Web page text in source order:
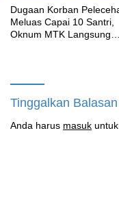
‎Dugaan Korban
Meluas Capai 10 Santri,
Oknum MTK Langsung
Tinggalkan Balasan
Anda harus masuk